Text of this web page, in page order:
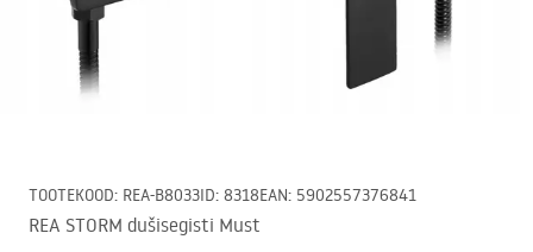
TOOTEKOOD: REA-B8033ID: 8318EAN: 5902557376841
REA STORM dušisegisti Must